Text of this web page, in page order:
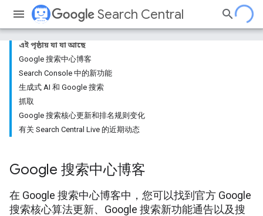
Search Central
এই পৃষ্ঠায় যা যা আছে
Google 搜索中心博客
Search Console 中的新功能
生成式 AI 和 Google 搜索
抓取
Google 搜索核心更新和排名规则变化
有关 Search Central Live 的近期动态
Google 搜索中心博客
在 Google 搜索中心博客中，您可以找到官方 Google
搜索核心算法更新、Google 搜索新功能通告以及搜